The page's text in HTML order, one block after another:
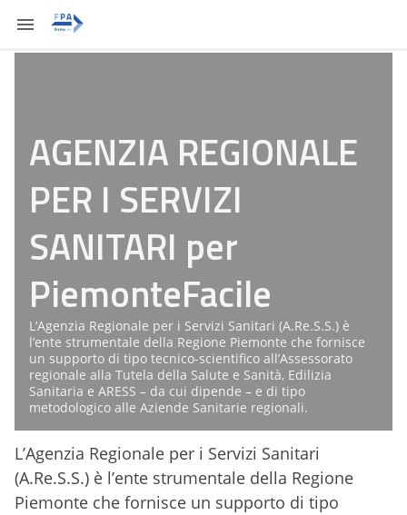
AGENZIA REGIONALE
PER I SERVIZI
SANITARI per
PiemonteFacile
L’Agenzia Regionale per i Servizi Sanitari (A.Re.S.S.) è
l’ente strumentale della Regione Piemonte che fornisce
un supporto di tipo tecnico-scientifico all’Assessorato
regionale alla Tutela della Salute e Sanità, Edilizia
Sanitaria e ARESS – da cui dipende – e di tipo
metodologico alle Aziende Sanitarie regionali.
L’Agenzia Regionale per i Servizi Sanitari
(A.Re.S.S.) è l’ente strumentale della Regione
Piemonte che fornisce un supporto di tipo